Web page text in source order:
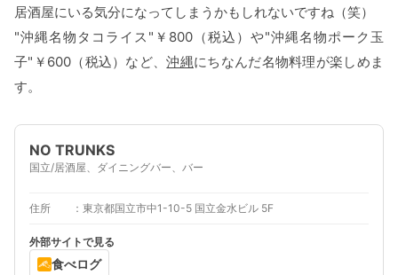
居酒屋にいる気分になってしまうかもしれないですね（笑）
"沖縄名物タコライス"￥800（税込）や"沖縄名物ポーク玉
子"￥600（税込）など、沖縄にちなんだ名物料理が楽しめま
す。
NO TRUNKS
国立/居酒屋、ダイニングバー、バー
住所 東京都国立市中1-10-5 国立金水ビル 5F
外部サイトで見る
食べログ